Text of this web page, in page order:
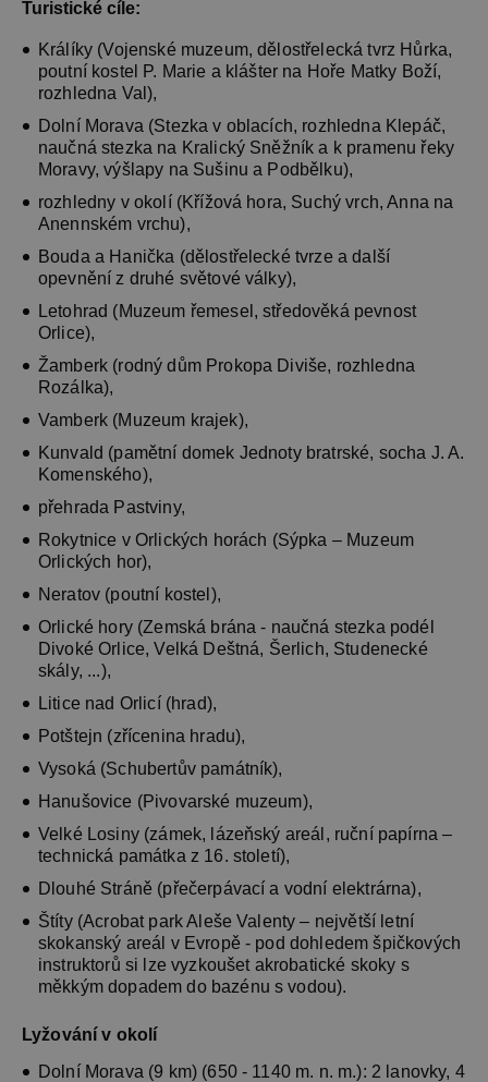
Turistické cíle:
Králíky (Vojenské muzeum, dělostřelecká tvrz Hůrka,
poutní kostel P. Marie a klášter na Hoře Matky Boží,
rozhledna Val),
Dolní Morava (Stezka v oblacích, rozhledna Klepáč,
naučná stezka na Kralický Sněžník a k pramenu řeky
Moravy, výšlapy na Sušinu a Podbělku),
rozhledny v okolí (Křížová hora, Suchý vrch, Anna na
Anennském vrchu),
Bouda a Hanička (dělostřelecké tvrze a další
opevnění z druhé světové války),
Letohrad (Muzeum řemesel, středověká pevnost
Orlice),
Žamberk (rodný dům Prokopa Diviše, rozhledna
Rozálka),
Vamberk (Muzeum krajek),
Kunvald (pamětní domek Jednoty bratrské, socha J. A.
Komenského),
přehrada Pastviny,
Rokytnice v Orlických horách (Sýpka – Muzeum
Orlických hor),
Neratov (poutní kostel),
Orlické hory (Zemská brána - naučná stezka podél
Divoké Orlice, Velká Deštná, Šerlich, Studenecké
skály, ...),
Litice nad Orlicí (hrad),
Potštejn (zřícenina hradu),
Vysoká (Schubertův památník),
Hanušovice (Pivovarské muzeum),
Velké Losiny (zámek, lázeňský areál, ruční papírna –
technická památka z 16. století),
Dlouhé Stráně (přečerpávací a vodní elektrárna),
Štíty (Acrobat park Aleše Valenty – největší letní
skokanský areál v Evropě - pod dohledem špičkových
instruktorů si lze vyzkoušet akrobatické skoky s
měkkým dopadem do bazénu s vodou).
Lyžování v okolí
Dolní Morava (9 km) (650 - 1140 m. n. m.): 2 lanovky, 4